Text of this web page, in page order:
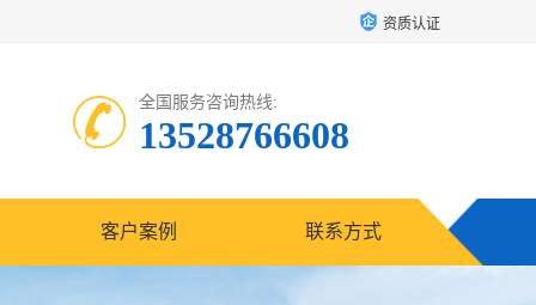
资质认证
全国服务咨询热线:
13528766608
客户案例 联系方式